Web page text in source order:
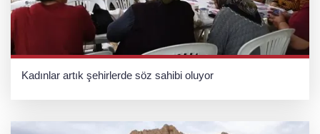
Kadınlar artık şehirlerde söz sahibi oluyor